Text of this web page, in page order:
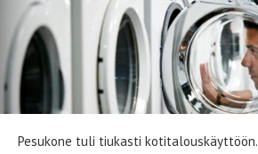
Pesukone tuli tiukasti